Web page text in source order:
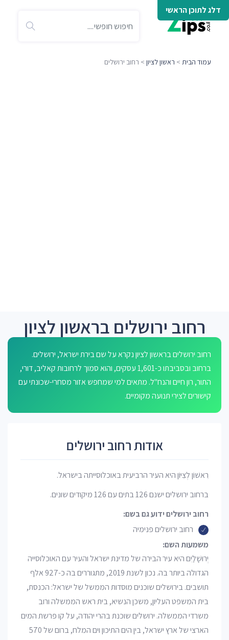
דלג לתוכן הראשי
עמוד הבית > ראשון לציון > רחוב ירושלים
רחוב ירושלים בראשון לציון
רחוב ירושלים בראשון לציון נקרא על שם בירת ישראל, ירושלים.
ברחוב ובסביבתו כ-1,601 עסקים, והוא סמוך לרחובות קאליב, דורי,
התור, רון חיים והנח"ל. מתאים למי שמחפש אזור מסחרי-שכונתי עם
קישורים לצירי תנועה מקומיים.
אודות רחוב ירושלים
רִאשׁוֹן לְצִיּוֹן היא העיר הרביעית באוכלוסייתה בישראל.
ברחוב ירושלים ישנם 126 בתים עם 126 מיקודים שונים.
רחוב ירושלים ידוע גם בשם:
רחוב ירושלים פנימיה
משמעות השם:
יְרוּשָׁלַיִם היא עיר הבירה של מדינת ישראל והעיר עם האוכלוסייה
הגדולה ביותר בה. נכון לשנת 2019, מתגוררים בה כ-927 אלף
תושבים. בירושלים שוכנים מוסדות הממשל של ישראל: הכנסת,
בית המשפט העליון, משכן הנשיא, בית ראש הממשלה ורוב
משרדי הממשלה. ירושלים שוכנת בהרי יהודה, על קו פרשת המים
הארצי של ארץ ישראל, בין הים התיכון וים המלח, ברום של 570